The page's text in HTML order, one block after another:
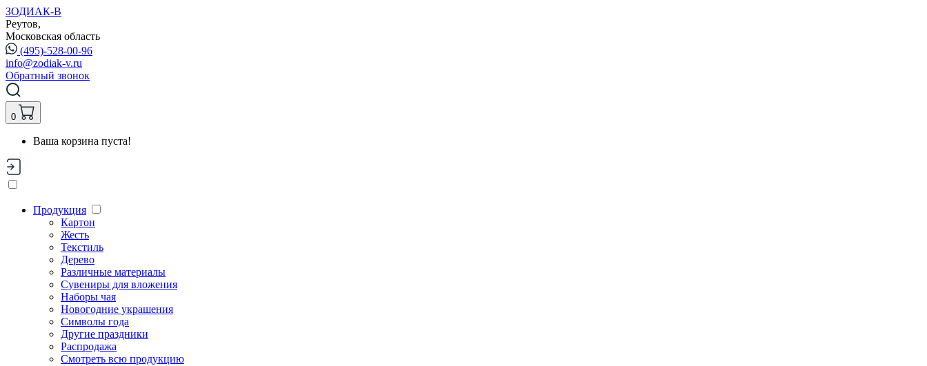
ЗОДИАК-В
Реутов,
Московская область
(495)-528-00-96
info@zodiak-v.ru
Обратный звонок
0
Ваша корзина пуста!
Продукция
Картон
Жесть
Текстиль
Дерево
Различные материалы
Сувениры для вложения
Наборы чая
Новогодние украшения
Символы года
Другие праздники
Распродажа
Смотреть всю продукцию